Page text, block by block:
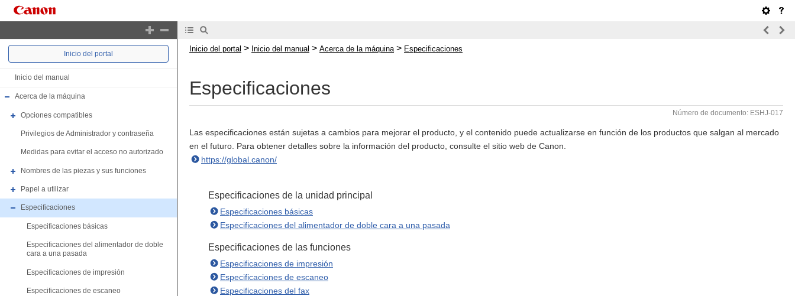
Inicio del portal
Inicio del manual
Acerca de la máquina
Opciones compatibles
Privilegios de Administrador y contraseña
Medidas para evitar el acceso no autorizado
Nombres de las piezas y sus funciones
Papel a utilizar
Especificaciones
Especificaciones básicas
Especificaciones del alimentador de doble
cara a una pasada
Especificaciones de impresión
Especificaciones de escaneo
Inicio del portal > Inicio del manual > Acerca de la máquina > Especificaciones
Especificaciones
Número de documento: ESHJ-017
Las especificaciones están sujetas a cambios para mejorar el producto, y el contenido puede actualizarse en función de los productos que salgan al mercado
en el futuro. Para obtener detalles sobre la información del producto, consulte el sitio web de Canon.
https://global.canon/
Especificaciones de la unidad principal
Especificaciones básicas
Especificaciones del alimentador de doble cara a una pasada
Especificaciones de las funciones
Especificaciones de impresión
Especificaciones de escaneo
Especificaciones del fax